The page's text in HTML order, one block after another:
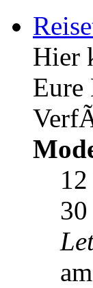
Hier
Eure
12
30